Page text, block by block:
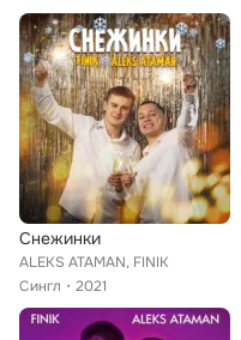
Снежинки
ALEKS ATAMAN, FINIK
Сингл
2021